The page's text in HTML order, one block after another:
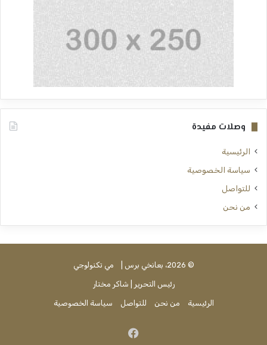
وصلات مفيدة
الرئيسية
سياسة الخصوصية
للتواصل
من نحن
© 2026، بعانخي برس | مي تكنولوجي
رئيس التحرير | شاكر مختار
الرئيسية من نحن للتواصل سياسة الخصوصية